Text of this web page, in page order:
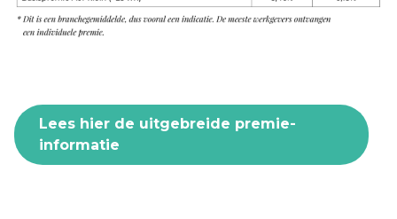
Lees hier de uitgebreide premie-
informatie